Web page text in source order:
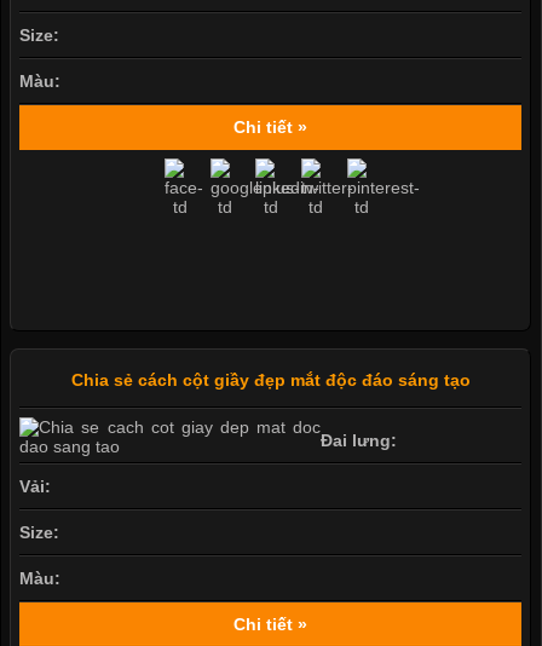
Size:
Màu:
Chi tiết »
Chia sẻ cách cột giầy đẹp mắt độc đáo sáng tạo
Đai lưng:
Vải:
Size:
Màu:
Chi tiết »